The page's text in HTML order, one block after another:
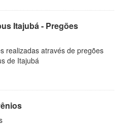
Itajubá - Pregões
realizadas através de pregões
de Itajubá